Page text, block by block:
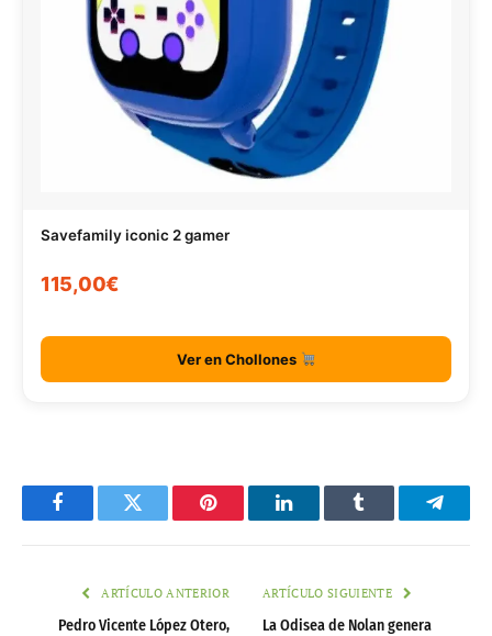
Savefamily iconic 2 gamer
115,00€
Ver en Chollones
FacebookTwitter Pinterest LinkedInTumblr
ARTÍCULO ANTERIOR
Pedro Vicente López Otero,
ARTÍCULO SIGUIENTE
La Odisea de Nolan genera